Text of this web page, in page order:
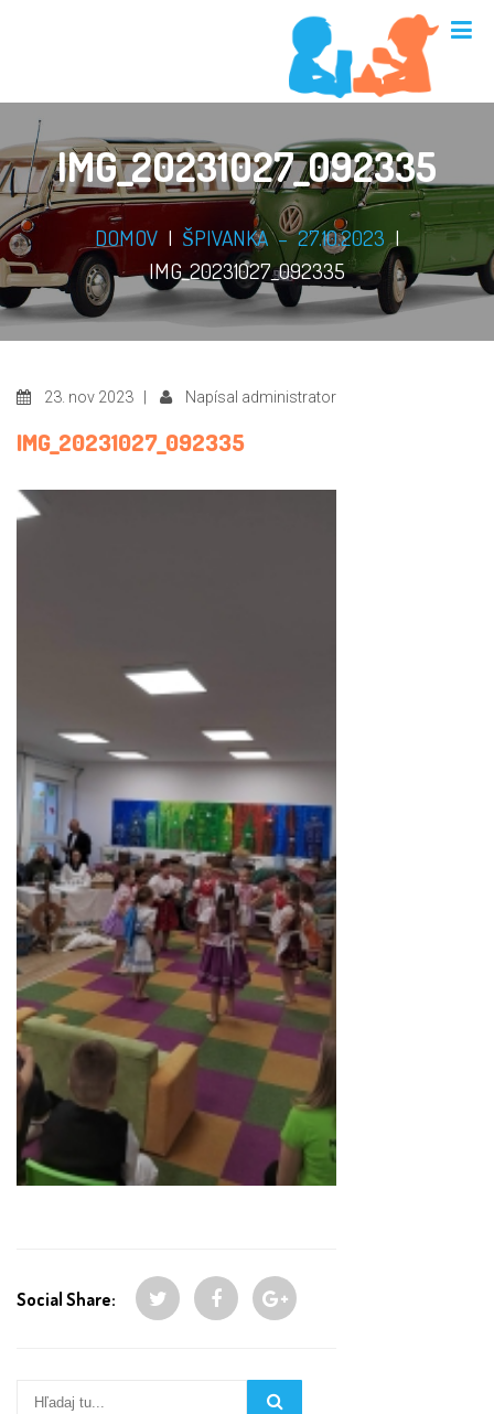
IMG_20231027_092335
DOMOV | ŠPIVANKA – 27.10.2023|
IMG_20231027_092335
23. nov 2023 | Napísal administrator
IMG_20231027_092335
Social Share: